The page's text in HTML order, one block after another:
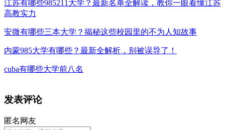
江苏有哪些985211大学？最新名单全解读，教你一眼看懂江苏
高教实力
安微有哪些三本大学？揭秘这些校园里的不为人知故事
内蒙985大学有哪些？最新全解析，别被误导了！
cuba有哪些大学前八名
发表评论
匿名网友